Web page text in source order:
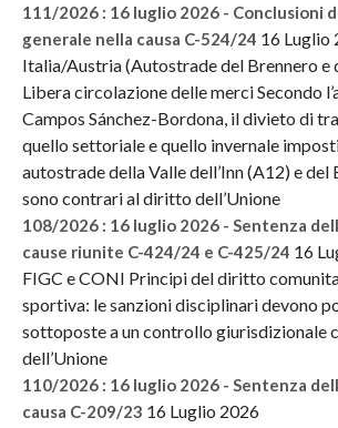
111/2026 : 16 luglio 2026 - Conclusioni
generale nella causa C-524/24 16 Luglio
Italia/Austria (Autostrade del Brennero e
Libera circolazione delle merci Secondo
Campos Sánchez-Bordona, il divieto di
quello settoriale e quello invernale
autostrade della Valle dell’Inn (A12) e del
sono contrari al diritto dell’Unione
108/2026 : 16 luglio 2026 - Sentenza
cause riunite C-424/24 e C-425/24 16
FIGC e CONI Principi del diritto
sportiva: le sanzioni disciplinari devono
sottoposte a un controllo giurisdizionale
dell’Unione
110/2026 : 16 luglio 2026 - Sentenza
causa C-209/23 16 Luglio 2026